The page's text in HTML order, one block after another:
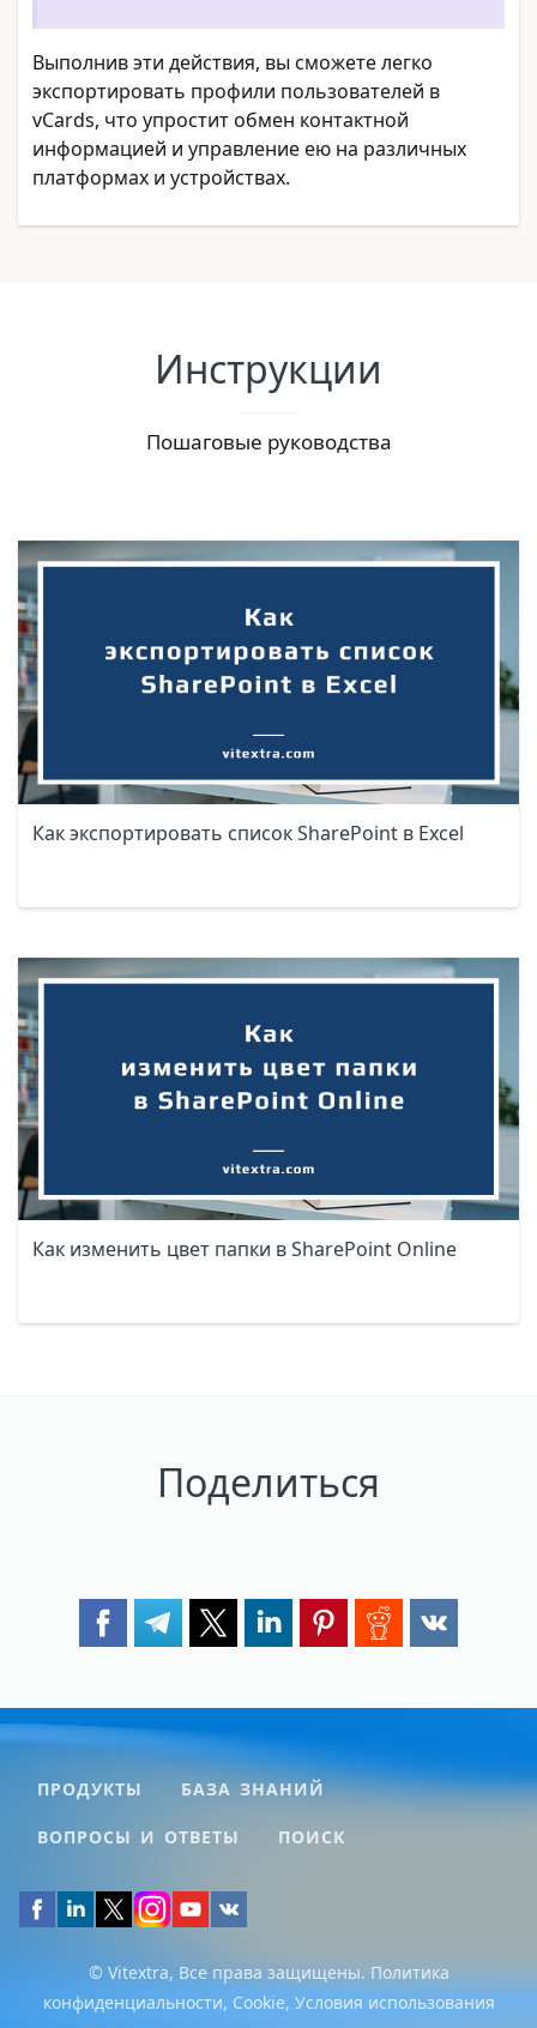
Выполнив эти действия, вы сможете легко
экспортировать профили пользователей в
vCards, что упростит обмен контактной
информацией и управление ею на различных
платформах и устройствах.
Инструкции
Пошаговые руководства
Как экспортировать список SharePoint в Excel
Как изменить цвет папки в SharePoint Online
Поделиться
ПРОДУКТЫ БАЗА ЗНАНИЙ
ВОПРОСЫ И ОТВЕТЫ ПОИСК
© Vitextra, Все права защищены. Политика
конфиденциальности, Cookie, Условия использования